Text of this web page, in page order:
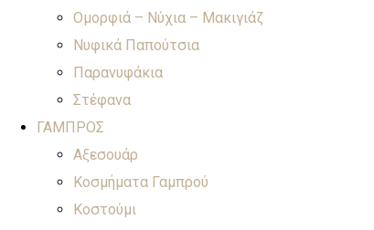
Ομορφιά – Νύχια – Μακιγιάζ
Νυφικά Παπούτσια
Παρανυφάκια
Στέφανα
ΓΑΜΠΡΟΣ
Αξεσουάρ
Κοσμήματα Γαμπρού
Κοστούμι